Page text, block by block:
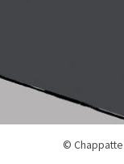
© Chappatte